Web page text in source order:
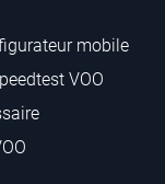
mobile
VOO